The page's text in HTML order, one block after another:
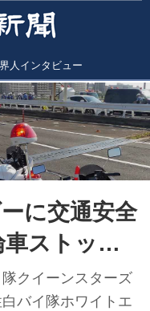
人インタビュー
に交通安全
ストップ
クイーンスターズ
バイ隊ホワイトエ